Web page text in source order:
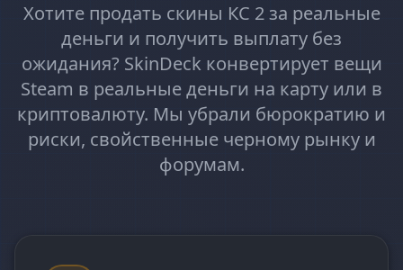
Хотите продать скины КС 2 за реальные
деньги и получить выплату без
ожидания? SkinDeck конвертирует вещи
Steam в реальные деньги на карту или в
криптовалюту. Мы убрали бюрократию и
риски, свойственные черному рынку и
форумам.